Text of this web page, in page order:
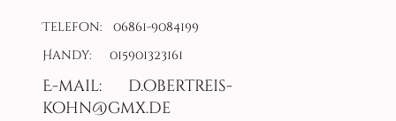
Telefon: 06861-9084199
Handy: 015901323161
E-mail: d.obertreis-
kohn@gmx.de